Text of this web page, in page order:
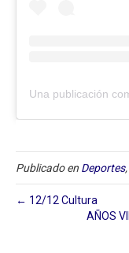
Publicado en Deportes,
← 12/12 Cultura
AÑOS